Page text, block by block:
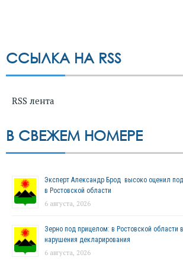
ССЫЛКА НА RSS
RSS лента
В СВЕЖЕМ НОМЕРЕ
Эксперт Александр Брод высоко оценил
в Ростовской области
6 августа, 2026
Зерно под прицелом: в Ростовской
нарушения декларирования
6 августа, 2026